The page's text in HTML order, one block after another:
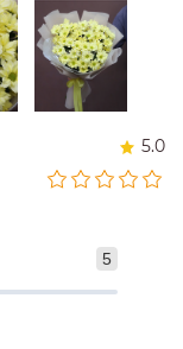
5.0
5